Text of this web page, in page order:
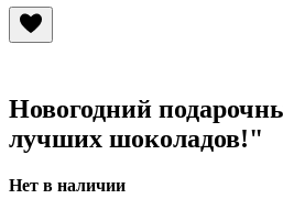
Новогодний
лучших шоколадов!"
Нет в наличии